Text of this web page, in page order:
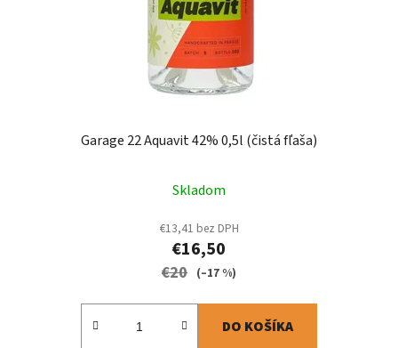
Garage 22 Aquavit 42% 0,5l (čistá fľaša)
Skladom
€13,41 bez DPH
€16,50
€20 (–17 %)
DO KOŠÍKA